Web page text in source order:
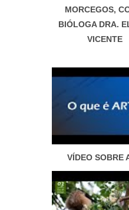
MORCEGOS,
BIÓLOGA DRA.
VICENTE
VÍDEO SOBRE